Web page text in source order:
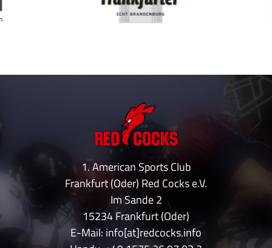
1. American Sports Club
Frankfurt (Oder) Red Cocks e.V.
Im Sande 2
15234 Frankfurt (Oder)
E-Mail: info[at]redcocks.info